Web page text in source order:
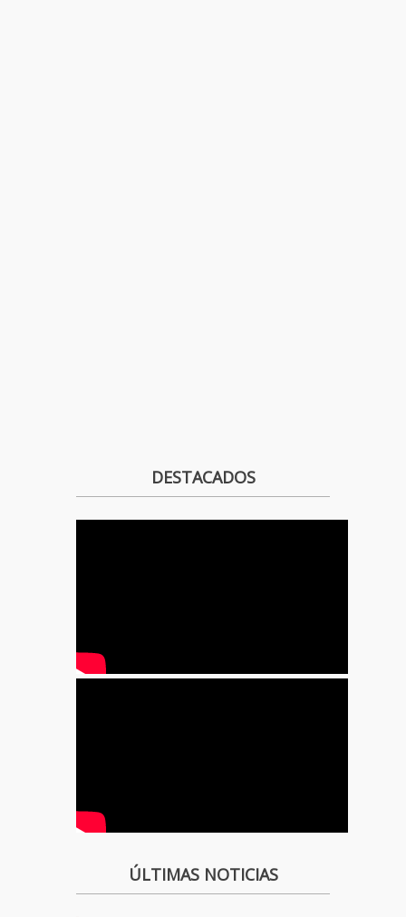
DESTACADOS
ÚLTIMAS NOTICIAS